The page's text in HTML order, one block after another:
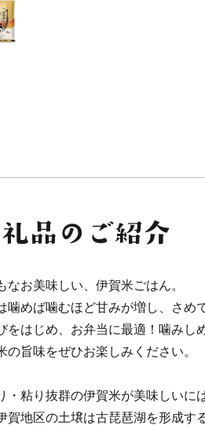
なお美味しい、伊賀米ごはん。
噛めば噛むほど甘みが増し、さめ
をはじめ、お弁当に最適！噛みし
の旨味をぜひお楽しみください。
・粘り抜群の伊賀米が美味しいに
賀地区の土壌は古琵琶湖を形成す